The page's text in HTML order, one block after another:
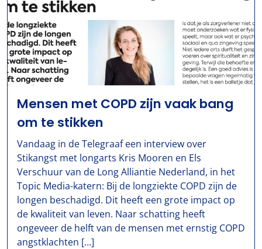
Mensen met COPD zijn vaak bang
om te stikken
Vandaag in de Telegraaf een interview over
Stikangst met longarts Kris Mooren en Els
Verschuur van de Long Alliantie Nederland, in het
Topic Media-katern: Bij de longziekte COPD zijn de
longen beschadigd. Dit heeft een grote impact op
de kwaliteit van leven. Naar schatting heeft
ongeveer de helft van de mensen met ernstig COPD
angstklachten […]